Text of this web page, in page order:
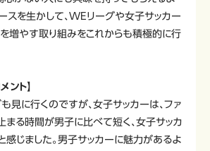
スを生かして、WEリーグや女子サッカー
増やす取り組みをこれからも積極的に行
ント】
見に行くのですが、女子サッカーは、ファ
まる時間が男子に比べて短く、女子サッカ
感じました。男子サッカーに魅力があるよ